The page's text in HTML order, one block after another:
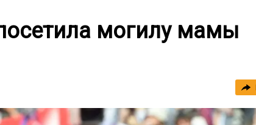
могилу мамы